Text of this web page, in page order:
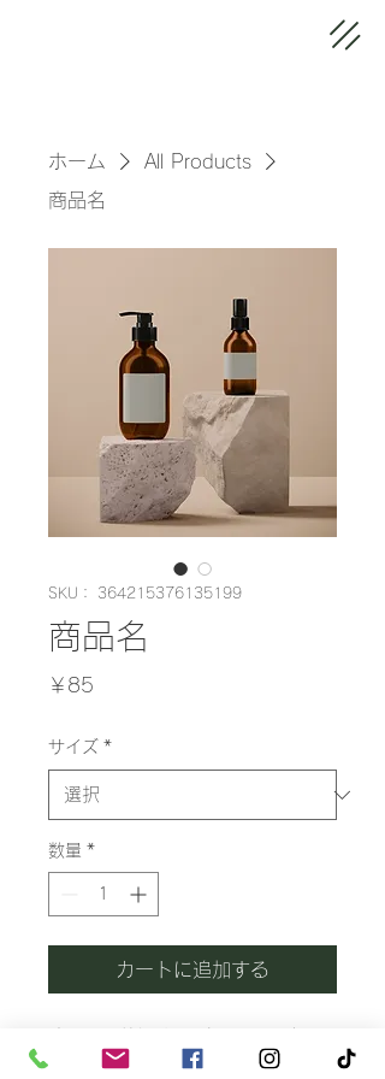
ホーム
All Products
商品名
SKU： 364215376135199
商品名
￥85
サイズ *
数量 *
カートに追加する
い。あなたの商品の特徴やお